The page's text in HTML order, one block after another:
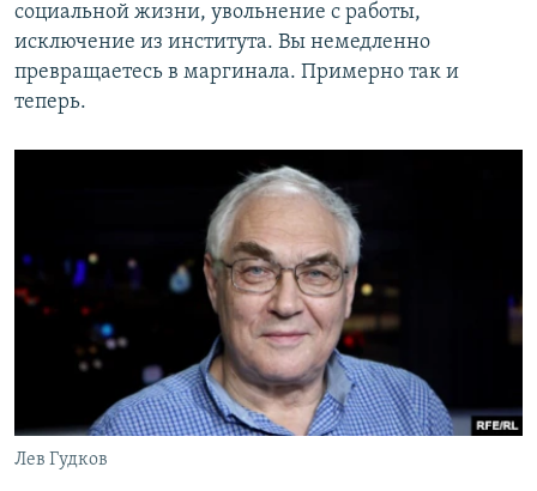
социальной жизни, увольнение с работы,
исключение из института. Вы немедленно
превращаетесь в маргинала. Примерно так и
теперь.
Лев Гудков